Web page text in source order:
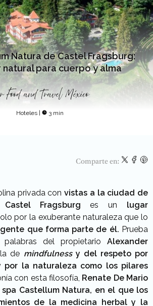
Natura de Castel Fragsburg:
natural para cuerpo y alma
Food and Travel México
Hoteles | 3 min
Comparte en:
privada con vistas a la ciudad de
Fragsburg es un lugar
por la exuberante naturaleza que lo
gente que forma parte de él. Prueba
del propietario Alexander
de mindfulnessy del respeto por
por la naturaleza como los pilares
con esta filosofía, Renate De Mario
Castellum Natura, en el que los
de la medicina herbal y la